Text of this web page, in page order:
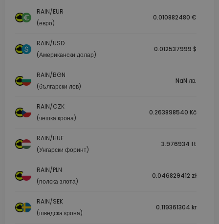
RAIN/EUR
(евро)
0.010882480 €
RAIN/USD
(Американски долар)
0.012537999 $
RAIN/BGN
(български лев)
NaN лв.
RAIN/CZK
(чешка крона)
0.263898540 Kč
RAIN/HUF
(Унгарски форинт)
3.976934 ft
RAIN/PLN
(полска злота)
0.046829412 zł
RAIN/SEK
(шведска крона)
0.119361304 kr